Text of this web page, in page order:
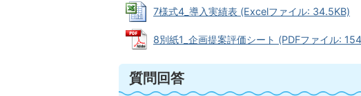
7様式4_導入実績表 (Excelファイル: 34.5KB)
8別紙1_企画提案評価シート (PDFファイル:
質問回答